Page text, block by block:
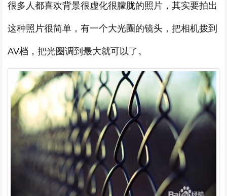
很多人都喜欢背景很虚化很朦胧的照片，其实要拍出
这种照片很简单，有一个大光圈的镜头，把相机拨到
AV档，把光圈调到最大就可以了。